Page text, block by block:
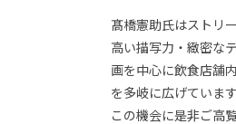
髙橋憲助氏はストリ
高い描写力・緻密な
画を中心に飲食店舗
を多岐に広げています
この機会に是非ご高